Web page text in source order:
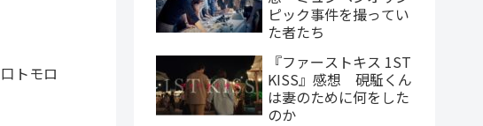
トモロ
ピック事件を撮ってい
た者たち
『ファーストキス 1ST
KISS』感想 硯駈くん
は妻のために何をした
のか